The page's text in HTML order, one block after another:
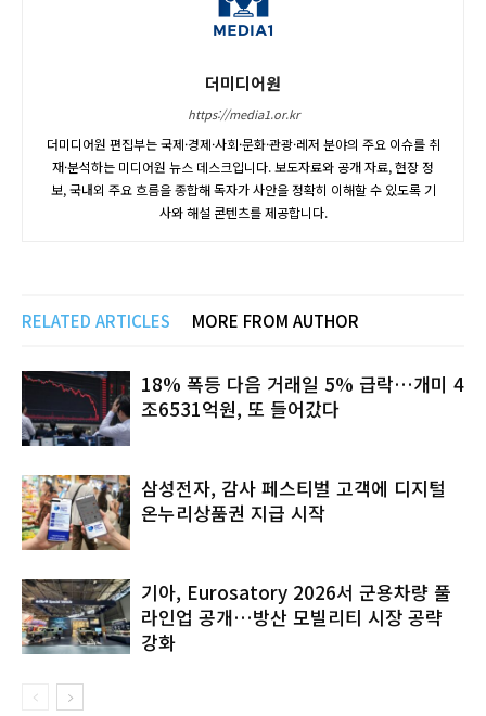
더미디어원
https://media1.or.kr
더미디어원 편집부는 국제·경제·사회·문화·관광·레저 분야의 주요 이슈를 취
재·분석하는 미디어원 뉴스 데스크입니다. 보도자료와 공개 자료, 현장 정
보, 국내외 주요 흐름을 종합해 독자가 사안을 정확히 이해할 수 있도록 기
사와 해설 콘텐츠를 제공합니다.
RELATED ARTICLES MORE FROM AUTHOR
18% 폭등 다음 거래일 5% 급락…개미 4
조6531억원, 또 들어갔다
삼성전자, 감사 페스티벌 고객에 디지털
온누리상품권 지급 시작
기아, Eurosatory 2026서 군용차량 풀
라인업 공개…방산 모빌리티 시장 공략
강화